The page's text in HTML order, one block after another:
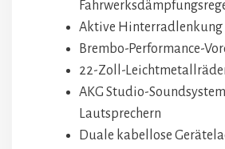
Aktive Hinterradlenkung
Brembo-Performance-
22-Zoll-Leichtmetallräder
AKG Studio-
Lautsprechern
Duale kabellose